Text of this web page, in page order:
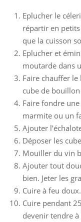
Eplucher le
répartir en
que la cuisson
Eplucher et
moutarde dans
Faire chauffer
cube de
Faire fondre
marmite ou un
Ajouter
Déposer les
Mouiller du vin
Ajouter tout
bien. Jeter les
Cuire à feu
Cuire pendant
devenir tendre